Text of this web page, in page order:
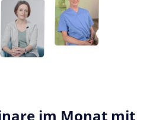
im Monat mit